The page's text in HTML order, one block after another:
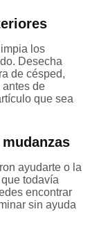
los
Desecha
de césped,
antes de
que sea
ayudarte o la
todavía
encontrar
sin ayuda